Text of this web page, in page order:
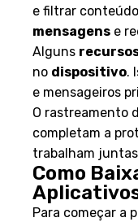
e filtrar
mensagens e
Alguns
no dispositivo.
e mensageiros
O rastreamento
completam a
trabalham
Como
Para começar a